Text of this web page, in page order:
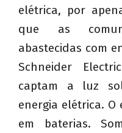
elétrica, por
que as
abastecidas com
Schneider
captam a luz
energia elétrica. O
em baterias.